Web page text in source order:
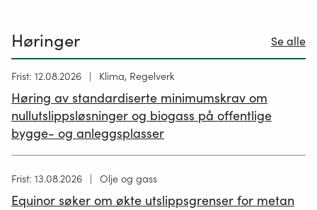
Høringer Se alle
Høring
12.05.2026
Frist: 12.08.2026 Klima, Regelverk
Høring av standardiserte minimumskrav om
nullutslippsløsninger og biogass på offentlige
bygge- og anleggsplasser
Høring
publisert
Frist: 13.08.2026 Olje og gass
Equinor søker om økte utslippsgrenser for metan